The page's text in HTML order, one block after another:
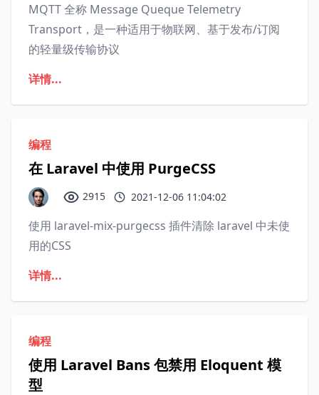
MQTT 全称 Message Queque Telemetry
Transport，是一种适用于物联网、基于发布/订阅
的轻量级传输协议
详情...
编程
在 Laravel 中使用 PurgeCSS
2915 2021-12-06 11:04:02
使用 laravel-mix-purgecss 插件清除 laravel 中未使
用的CSS
详情...
编程
使用 Laravel Bans 包禁用 Eloquent 模
型